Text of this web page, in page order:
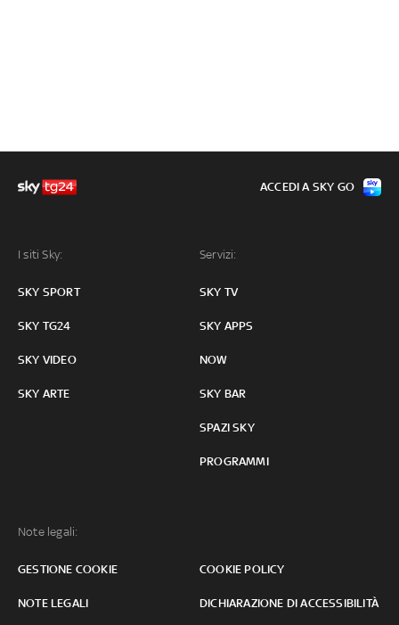
I siti Sky:
SKY SPORT
SKY TG24
SKY VIDEO
SKY ARTE
Servizi:
SKY TV
SKY APPS
NOW
SKY BAR
SPAZI SKY
PROGRAMMI
Note legali:
GESTIONE COOKIE COOKIE POLICY
NOTE LEGALI DICHIARAZIONE DI ACCESSIBILITÀ
ACCEDI A SKY GO